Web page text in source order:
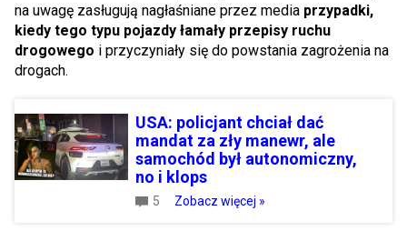
na uwagę zasługują nagłaśniane przez media przypadki,
kiedy tego typu pojazdy łamały przepisy ruchu
drogowego i przyczyniały się do powstania zagrożenia na
drogach.
USA: policjant chciał dać
mandat za zły manewr, ale
samochód był autonomiczny,
no i klops
5 Zobacz więcej »